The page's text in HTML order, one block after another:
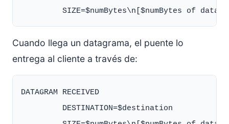
Cuando llega un datagrama, el puente lo
entrega al cliente a través de:
DATAGRAM RECEIVED
         DESTINATION=$destination